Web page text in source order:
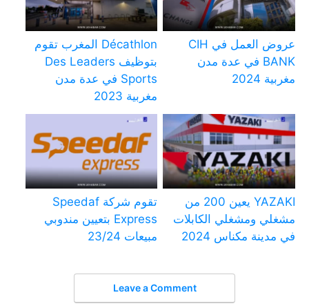
عروض العمل في CIH
BANK في عدة مدن
مغربية 2024
Décathlon المغرب تقوم
بتوظيف Des Leaders
Sports في عدة مدن
مغربية 2023
YAZAKI يعين 200 من
مشغلي ومشغلي الكابلات
في مدينة مكناس 2024
تقوم شركة Speedaf
Express بتعيين مندوبي
مبيعات 23/24
Leave a Comment